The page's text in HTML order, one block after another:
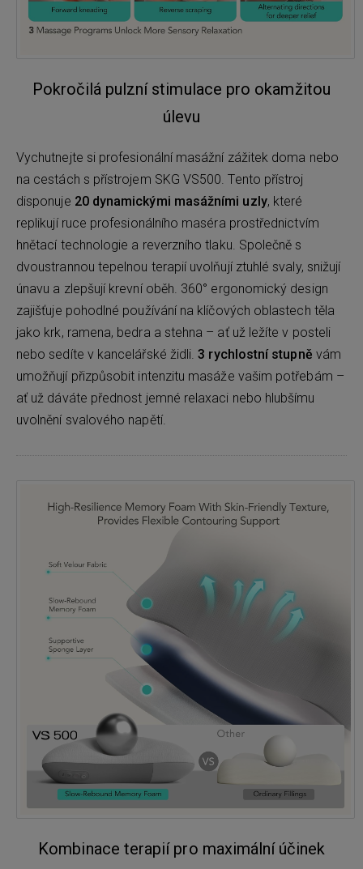
Pokročilá pulzní stimulace pro okamžitou
úlevu
Vychutnejte si profesionální masážní zážitek doma nebo
na cestách s přístrojem SKG VS500. Tento přístroj
disponuje 20 dynamickými masážními uzly, které
replikují ruce profesionálního maséra prostřednictvím
hnětací technologie a reverzního tlaku. Společně s
dvoustrannou tepelnou terapií uvolňují ztuhlé svaly, snižují
únavu a zlepšují krevní oběh. 360° ergonomický design
zajišťuje pohodlné používání na klíčových oblastech těla
jako krk, ramena, bedra a stehna – ať už ležíte v posteli
nebo sedíte v kancelářské židli.3 rychlostní stupně vám
umožňují přizpůsobit intenzitu masáže vašim potřebám –
ať už dáváte přednost jemné relaxaci nebo hlubšímu
uvolnění svalového napětí.
Kombinace terapií pro maximální účinek